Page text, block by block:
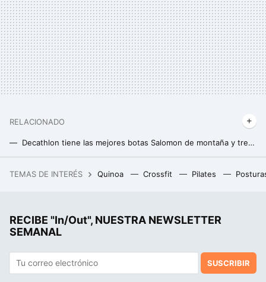
RELACIONADO
Decathlon tiene las mejores botas Salomon de montaña y trekking para los expertos en senderismo
Un joven de 19 años hackeó el iPhone, fue contratado por Apple y terminó despedido por no contestar a un correo
TEMAS DE INTERÉS Quinoa Crossfit Pilates
RECIBE "In/Out", NUESTRA NEWSLETTER
SEMANAL
SUSCRIBIR